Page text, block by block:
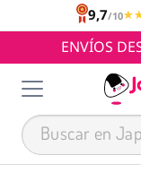
9,7/10
ENVÍOS